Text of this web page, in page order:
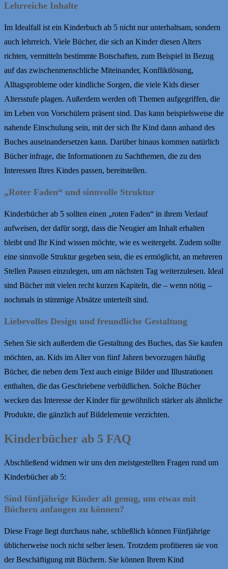
Lehrreiche Inhalte
Im Idealfall ist ein Kinderbuch ab 5 nicht nur unterhaltsam, sondern
auch lehrreich. Viele Bücher, die sich an Kinder diesen Alters
richten, vermitteln bestimmte Botschaften, zum Beispiel in Bezug
auf das zwischenmenschliche Miteinander, Konfliktlösung,
Alltagsprobleme oder kindliche Sorgen, die viele Kids dieser
Altersstufe plagen. Außerdem werden oft Themen aufgegriffen, die
im Leben von Vorschülern präsent sind. Das kann beispielsweise die
nahende Einschulung sein, mit der sich Ihr Kind dann anhand des
Buches auseinandersetzen kann. Darüber hinaus kommen natürlich
Bücher infrage, die Informationen zu Sachthemen, die zu den
Interessen Ihres Kindes passen, bereitstellen.
„Roter Faden“ und sinnvolle Struktur
Kinderbücher ab 5 sollten einen „roten Faden“ in ihrem Verlauf
aufweisen, der dafür sorgt, dass die Neugier am Inhalt erhalten
bleibt und Ihr Kind wissen möchte, wie es weitergeht. Zudem sollte
eine sinnvolle Struktur gegeben sein, die es ermöglicht, an mehreren
Stellen Pausen einzulegen, um am nächsten Tag weiterzulesen. Ideal
sind Bücher mit vielen recht kurzen Kapiteln, die – wenn nötig –
nochmals in stimmige Absätze unterteilt sind.
Liebevolles Design und freundliche Gestaltung
Sehen Sie sich außerdem die Gestaltung des Buches, das Sie kaufen
möchten, an. Kids im Alter von fünf Jahren bevorzugen häufig
Bücher, die neben dem Text auch einige Bilder und Illustrationen
enthalten, die das Geschriebene verbildlichen. Solche Bücher
wecken das Interesse der Kinder für gewöhnlich stärker als ähnliche
Produkte, die gänzlich auf Bildelemente verzichten.
Kinderbücher ab 5 FAQ
Abschließend widmen wir uns den meistgestellten Fragen rund um
Kinderbücher ab 5:
Sind fünfjährige Kinder alt genug, um etwas mit
Büchern anfangen zu können?
Diese Frage liegt durchaus nahe, schließlich können Fünfjährige
üblicherweise noch nicht selber lesen. Trotzdem profitieren sie von
der Beschäftigung mit Büchern. Sie können Ihrem Kind